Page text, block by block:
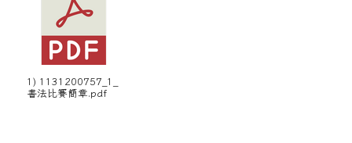
1) 1131200757_1_
書法比賽簡章.pdf